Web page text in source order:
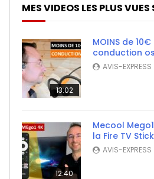
MES VIDEOS LES PLUS VUES
13:02
MOINS de
conduction
AVIS-EXPRESS
12:40
Mecool
la Fire TV
AVIS-EXPRESS